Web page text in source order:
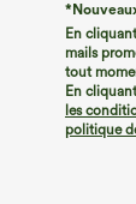
En
mails
tout
En
les
politique